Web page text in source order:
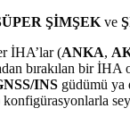
ŞİMŞEK ve
İHA’lar (ANKA,
bırakılan bir İHA
INS güdümü ya
konfigürasyonlarla